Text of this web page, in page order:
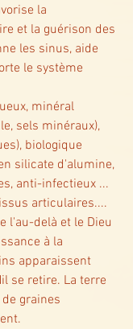
la
et la guérison des
les sinus, aide
le système
minéral
sels minéraux),
biologique
silicate d'alumine,
anti-infectieux ...
articulaires....
l'au-delà et le Dieu
à la
apparaissent
se retire. La terre
graines